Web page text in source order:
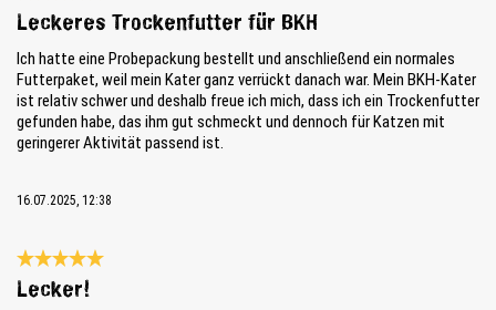
Bewertung mit 5 von 5 Sternen
Leckeres Trockenfutter für BKH
Ich hatte eine Probepackung bestellt und anschließend ein normales
Futterpaket, weil mein Kater ganz verrückt danach war. Mein BKH-Kater
ist relativ schwer und deshalb freue ich mich, dass ich ein Trockenfutter
gefunden habe, das ihm gut schmeckt und dennoch für Katzen mit
geringerer Aktivität passend ist.
16.07.2025, 12:38
Bewertung mit 5 von 5 Sternen
Lecker!